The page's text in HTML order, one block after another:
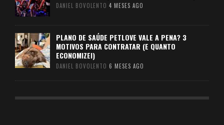
DANIEL BOVOLENTO 4 MESES AGO
PLANO DE SAÚDE PETLOVE VALE A PENA? 3
MOTIVOS PARA CONTRATAR (E QUANTO
ECONOMIZEI)
DANIEL BOVOLENTO 6 MESES AGO